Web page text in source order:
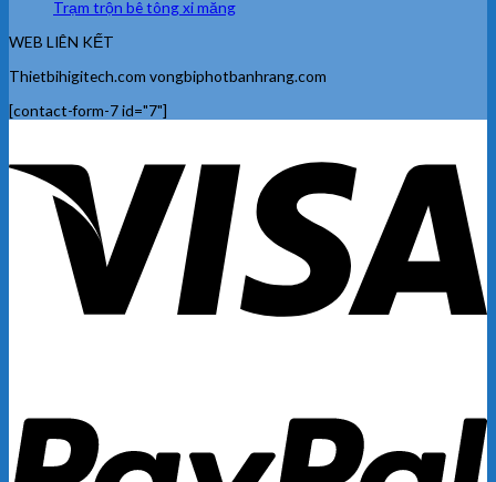
Trạm trộn bê tông xi măng
WEB LIÊN KẾT
Thietbihigitech.com vongbiphotbanhrang.com
[contact-form-7 id="7"]